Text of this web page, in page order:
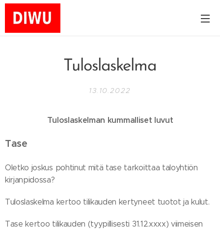
Tuloslaskelma
13.10.2022
Tuloslaskelman kummalliset luvut
Tase
Oletko joskus pohtinut mitä tase tarkoittaa taloyhtiön
kirjanpidossa?
Tuloslaskelma kertoo tilikauden kertyneet tuotot ja kulut.
Tase kertoo tilikauden (tyypillisesti 31.12.xxxx) viimeisen